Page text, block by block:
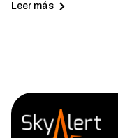
Leer más